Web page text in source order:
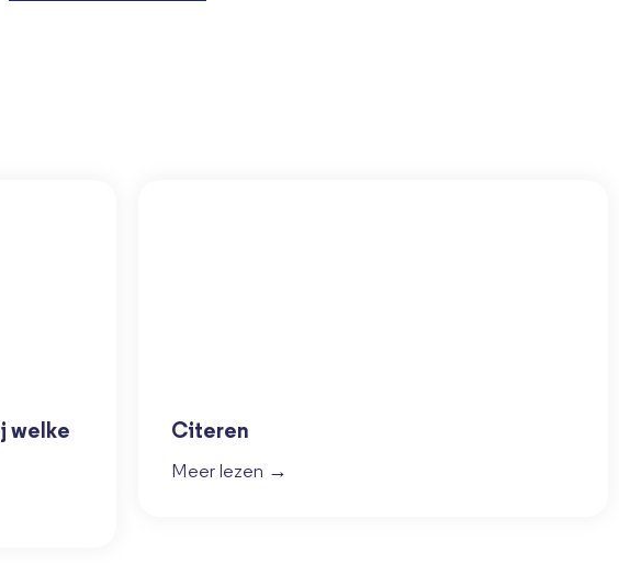
welke
Citeren
Meer lezen →